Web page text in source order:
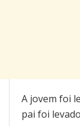
A jovem foi
pai foi